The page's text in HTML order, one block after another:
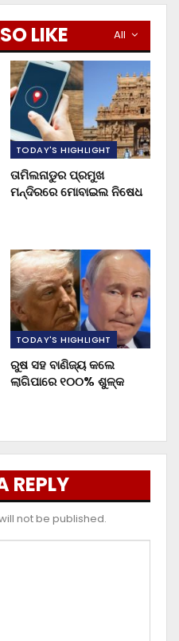
All
LIKE
TODAY'S HIGHLIGHT
ତାମିଲନାଡୁର ପ୍ରମୁଖ
ମନ୍ଦିରରେ ମୋବାଇଲ ନିଷେଧ
TODAY'S HIGHLIGHT
ରୁଷ ସହ ବାଣିଜ୍ୟ କଲେ
ଲାଗିପାରେ ୧୦୦% ଶୁଳ୍କ
REPLY
not be published.